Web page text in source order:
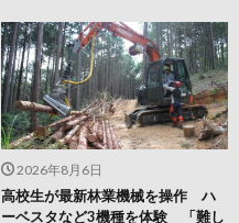
2026年8月6日
高校生が最新林業機械を操作 ハ
ーベスタなど3機種を体験 「難し